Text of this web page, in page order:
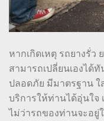
หากเกิดเหตุ รถยางรั่ว
สามารถเปลี่ยนเองได้
ปลอดภัย มีมาตรฐาน ใ
บริการให้ท่านได้อุ่นใจ
ไม่ว่ารถของท่านจะอยู่